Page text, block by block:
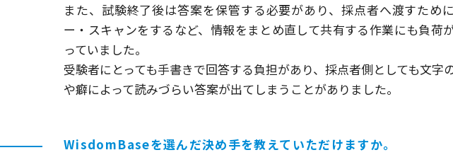
また、試験終了後は答案を保管する必要があり、採点者へ渡すため
ー・スキャンをするなど、情報をまとめ直して共有する作業にも負荷
っていました。
受験者にとっても手書きで回答する負担があり、採点者側としても文字
や癖によって読みづらい答案が出てしまうことがありました。
WisdomBaseを選んだ決め手を教えていただけますか。